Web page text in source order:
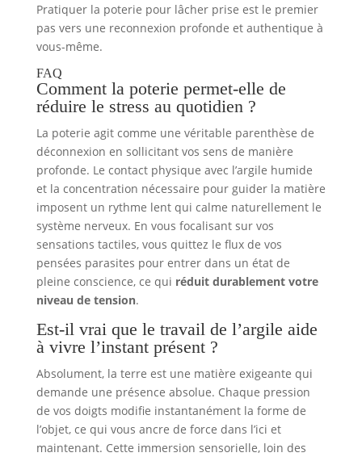
Pratiquer la poterie pour lâcher prise est le premier
pas vers une reconnexion profonde et authentique à
vous-même.
FAQ
Comment la poterie permet-elle de
réduire le stress au quotidien ?
La poterie agit comme une véritable parenthèse de
déconnexion en sollicitant vos sens de manière
profonde. Le contact physique avec l’argile humide
et la concentration nécessaire pour guider la matière
imposent un rythme lent qui calme naturellement le
système nerveux. En vous focalisant sur vos
sensations tactiles, vous quittez le flux de vos
pensées parasites pour entrer dans un état de
pleine conscience, ce qui réduit durablement votre
niveau de tension.
Est-il vrai que le travail de l’argile aide
à vivre l’instant présent ?
Absolument, la terre est une matière exigeante qui
demande une présence absolue. Chaque pression
de vos doigts modifie instantanément la forme de
l’objet, ce qui vous ancre de force dans l’ici et
maintenant. Cette immersion sensorielle, loin des